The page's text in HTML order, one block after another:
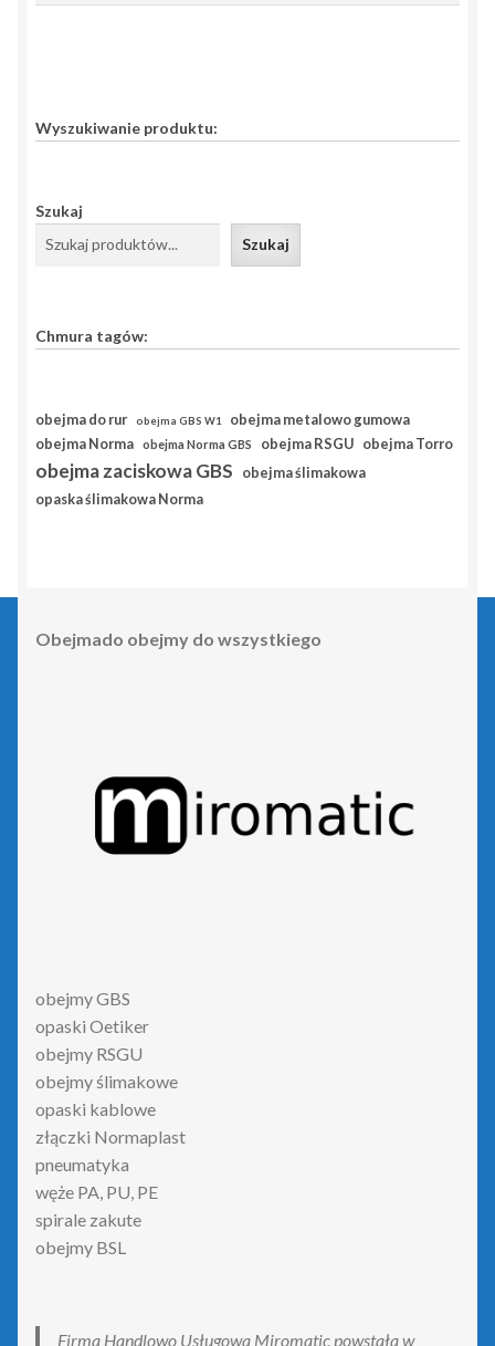
Wyszukiwanie produktu:
Szukaj
Szukaj
Chmura tagów:
obejma do rur obejma GBS W1 obejma metalowo gumowa
obejma Norma obejma Norma GBS obejma RSGU obejma Torro
obejma zaciskowa GBS
obejma ślimakowa
opaska ślimakowa Norma
Obejmado obejmy do wszystkiego
obejmy GBS
opaski Oetiker
obejmy RSGU
obejmy ślimakowe
opaski kablowe
złączki Normaplast
pneumatyka
węże PA, PU, PE
spirale zakute
obejmy BSL
Firma Handlowo Usługowa Miromatic powstała w